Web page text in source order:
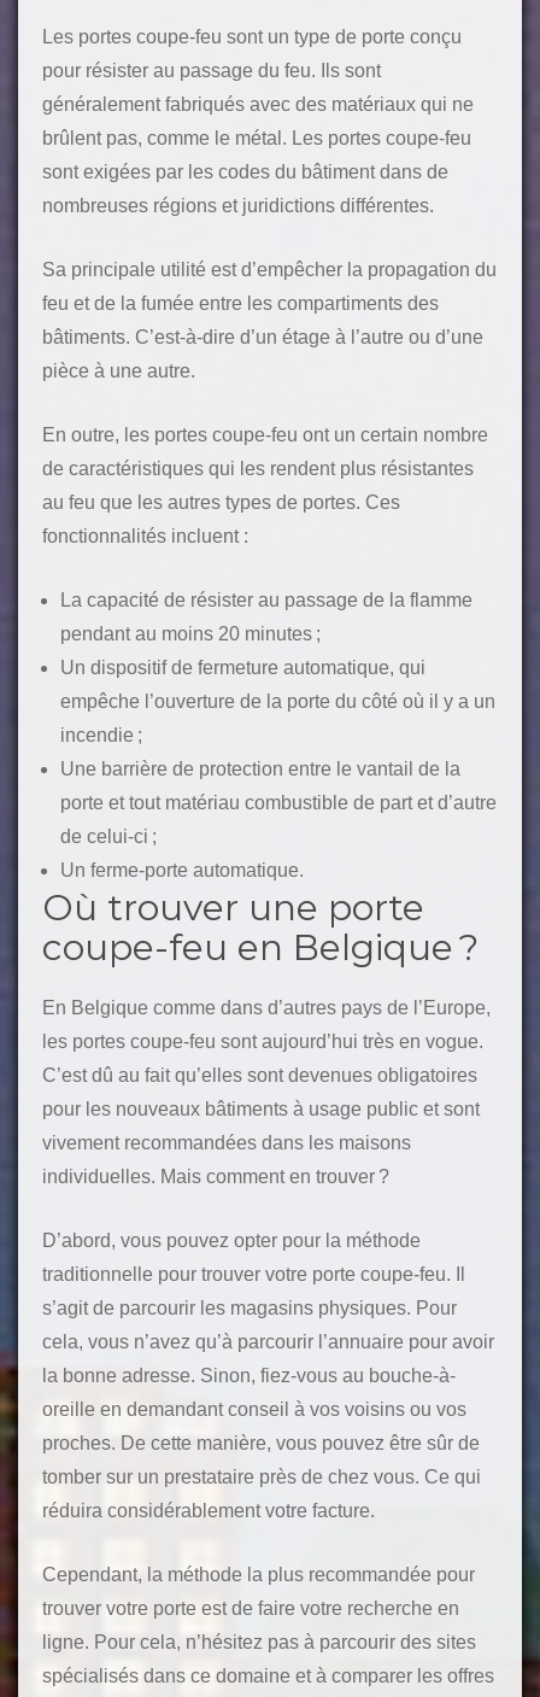
Les portes coupe-feu sont un type de porte conçu
pour résister au passage du feu. Ils sont
généralement fabriqués avec des matériaux qui ne
brûlent pas, comme le métal. Les portes coupe-feu
sont exigées par les codes du bâtiment dans de
nombreuses régions et juridictions différentes.
Sa principale utilité est d’empêcher la propagation du
feu et de la fumée entre les compartiments des
bâtiments. C’est-à-dire d’un étage à l’autre ou d’une
pièce à une autre.
En outre, les portes coupe-feu ont un certain nombre
de caractéristiques qui les rendent plus résistantes
au feu que les autres types de portes. Ces
fonctionnalités incluent :
La capacité de résister au passage de la flamme
pendant au moins 20 minutes ;
Un dispositif de fermeture automatique, qui
empêche l’ouverture de la porte du côté où il y a un
incendie ;
Une barrière de protection entre le vantail de la
porte et tout matériau combustible de part et d’autre
de celui-ci ;
Un ferme-porte automatique.
Où trouver une porte
coupe-feu en Belgique ?
En Belgique comme dans d’autres pays de l’Europe,
les portes coupe-feu sont aujourd’hui très en vogue.
C’est dû au fait qu’elles sont devenues obligatoires
pour les nouveaux bâtiments à usage public et sont
vivement recommandées dans les maisons
individuelles. Mais comment en trouver ?
D’abord, vous pouvez opter pour la méthode
traditionnelle pour trouver votre porte coupe-feu. Il
s’agit de parcourir les magasins physiques. Pour
cela, vous n’avez qu’à parcourir l’annuaire pour avoir
la bonne adresse. Sinon, fiez-vous au bouche-à-
oreille en demandant conseil à vos voisins ou vos
proches. De cette manière, vous pouvez être sûr de
tomber sur un prestataire près de chez vous. Ce qui
réduira considérablement votre facture.
Cependant, la méthode la plus recommandée pour
trouver votre porte est de faire votre recherche en
ligne. Pour cela, n’hésitez pas à parcourir des sites
spécialisés dans ce domaine et à comparer les offres